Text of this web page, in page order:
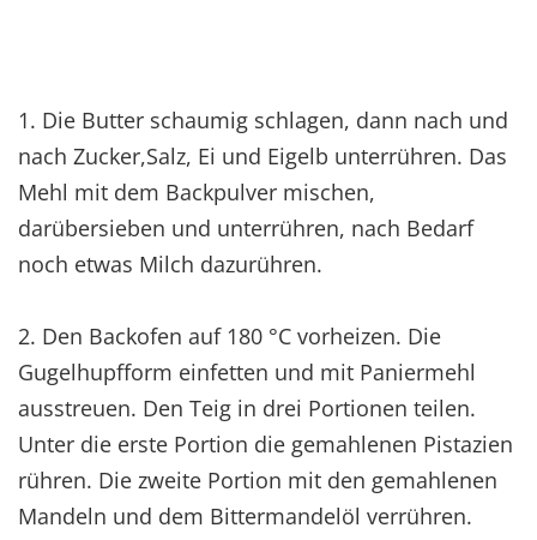
1. Die Butter schaumig schlagen, dann nach und
nach Zucker,Salz, Ei und Eigelb unterrühren. Das
Mehl mit dem Backpulver mischen,
darübersieben und unterrühren, nach Bedarf
noch etwas Milch dazurühren.
2. Den Backofen auf 180 °C vorheizen. Die
Gugelhupfform einfetten und mit Paniermehl
ausstreuen. Den Teig in drei Portionen teilen.
Unter die erste Portion die gemahlenen Pistazien
rühren. Die zweite Portion mit den gemahlenen
Mandeln und dem Bittermandelöl verrühren.